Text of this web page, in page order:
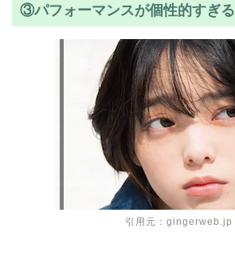
③パフォーマンスが個性的すぎる
引用元：gingerweb.jp